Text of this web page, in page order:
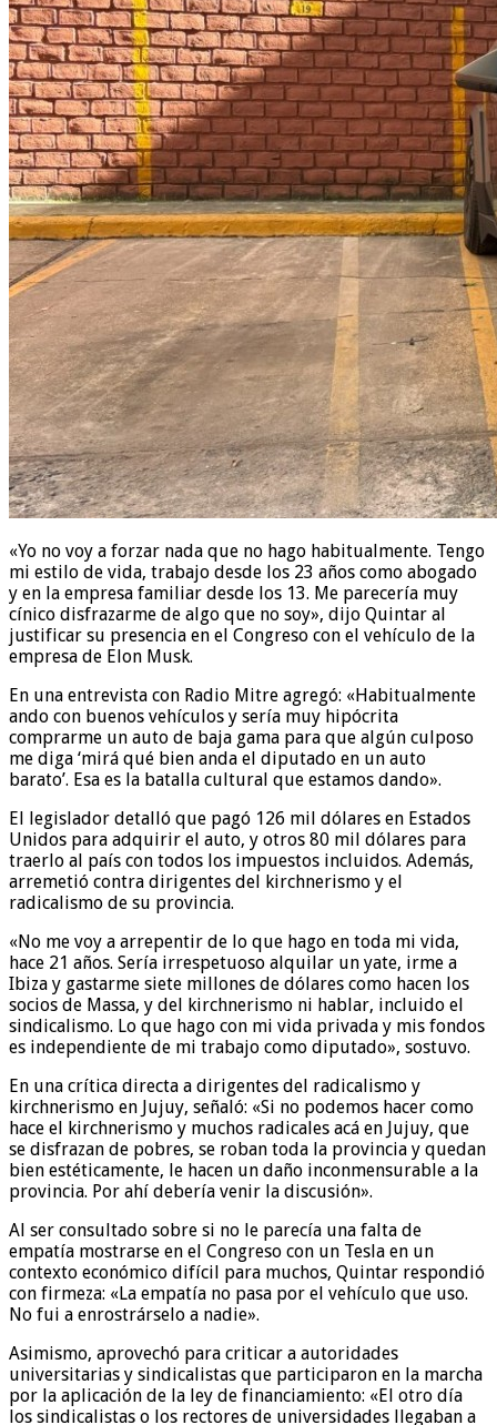
«Yo no voy a forzar nada que no hago habitualmente. Tengo
mi estilo de vida, trabajo desde los 23 años como abogado
y en la empresa familiar desde los 13. Me parecería muy
cínico disfrazarme de algo que no soy», dijo Quintar al
justificar su presencia en el Congreso con el vehículo de la
empresa de Elon Musk.
En una entrevista con Radio Mitre agregó: «Habitualmente
ando con buenos vehículos y sería muy hipócrita
comprarme un auto de baja gama para que algún culposo
me diga ‘mirá qué bien anda el diputado en un auto
barato’. Esa es la batalla cultural que estamos dando».
El legislador detalló que pagó 126 mil dólares en Estados
Unidos para adquirir el auto, y otros 80 mil dólares para
traerlo al país con todos los impuestos incluidos. Además,
arremetió contra dirigentes del kirchnerismo y el
radicalismo de su provincia.
«No me voy a arrepentir de lo que hago en toda mi vida,
hace 21 años. Sería irrespetuoso alquilar un yate, irme a
Ibiza y gastarme siete millones de dólares como hacen los
socios de Massa, y del kirchnerismo ni hablar, incluido el
sindicalismo. Lo que hago con mi vida privada y mis fondos
es independiente de mi trabajo como diputado», sostuvo.
En una crítica directa a dirigentes del radicalismo y
kirchnerismo en Jujuy, señaló: «Si no podemos hacer como
hace el kirchnerismo y muchos radicales acá en Jujuy, que
se disfrazan de pobres, se roban toda la provincia y quedan
bien estéticamente, le hacen un daño inconmensurable a la
provincia. Por ahí debería venir la discusión».
Al ser consultado sobre si no le parecía una falta de
empatía mostrarse en el Congreso con un Tesla en un
contexto económico difícil para muchos, Quintar respondió
con firmeza: «La empatía no pasa por el vehículo que uso.
No fui a enrostrárselo a nadie».
Asimismo, aprovechó para criticar a autoridades
universitarias y sindicalistas que participaron en la marcha
por la aplicación de la ley de financiamiento: «El otro día
los sindicalistas o los rectores de universidades llegaban a